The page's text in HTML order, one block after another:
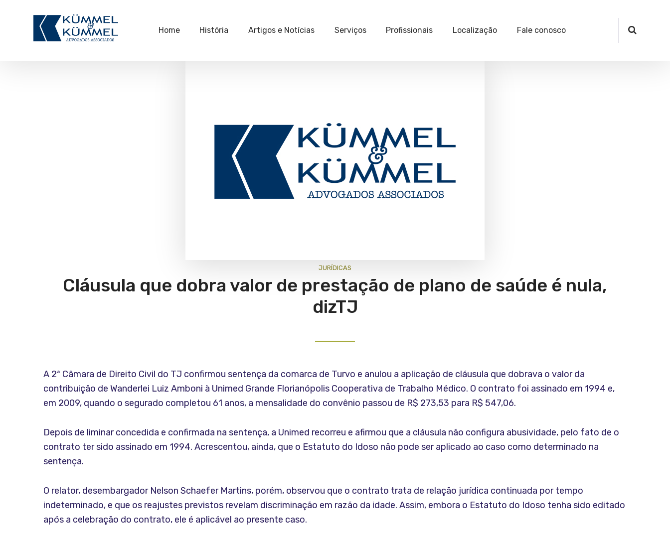
Home História Artigos e Notícias Serviços Profissionais Localização Fale conosco
JURÍ­DICAS
Cláusula que dobra valor de prestação de plano de saúde é nula,
dizTJ
A 2ª Câmara de Direito Civil do TJ confirmou sentença da comarca de Turvo e anulou a aplicação de cláusula que dobrava o valor da
contribuição de Wanderlei Luiz Amboni à Unimed Grande Florianópolis Cooperativa de Trabalho Médico. O contrato foi assinado em 1994 e,
em 2009, quando o segurado completou 61 anos, a mensalidade do convênio passou de R$ 273,53 para R$ 547,06.
Depois de liminar concedida e confirmada na sentença, a Unimed recorreu e afirmou que a cláusula não configura abusividade, pelo fato de o
contrato ter sido assinado em 1994. Acrescentou, ainda, que o Estatuto do Idoso não pode ser aplicado ao caso como determinado na
sentença.
O relator, desembargador Nelson Schaefer Martins, porém, observou que o contrato trata de relação jurídica continuada por tempo
indeterminado, e que os reajustes previstos revelam discriminação em razão da idade. Assim, embora o Estatuto do Idoso tenha sido editado
após a celebração do contrato, ele é aplicável ao presente caso.